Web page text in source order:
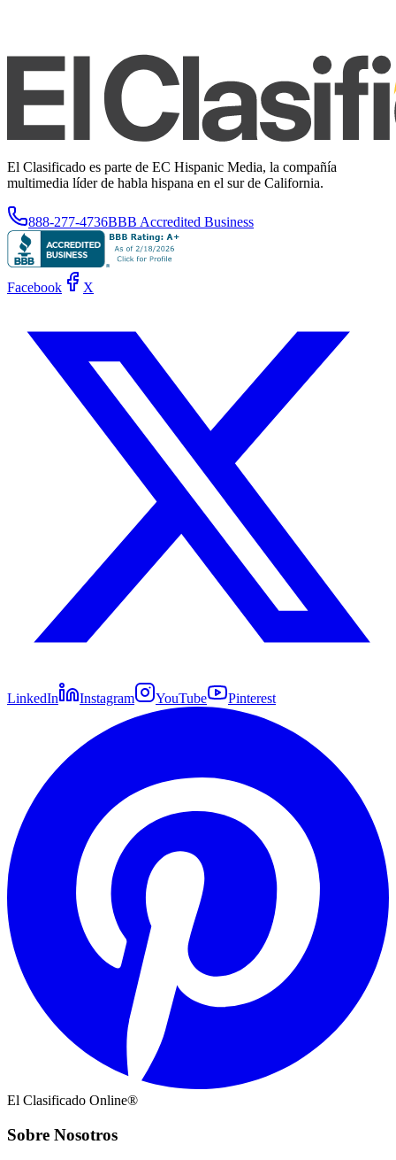
El Clasificado es parte de EC Hispanic Media, la compañía
multimedia líder de habla hispana en el sur de California.
888-277-4736BBB Accredited Business
Facebook X
LinkedIn Instagram YouTube Pinterest
El Clasificado Online®
Sobre Nosotros